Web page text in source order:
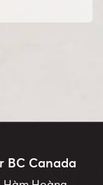
BC Canada